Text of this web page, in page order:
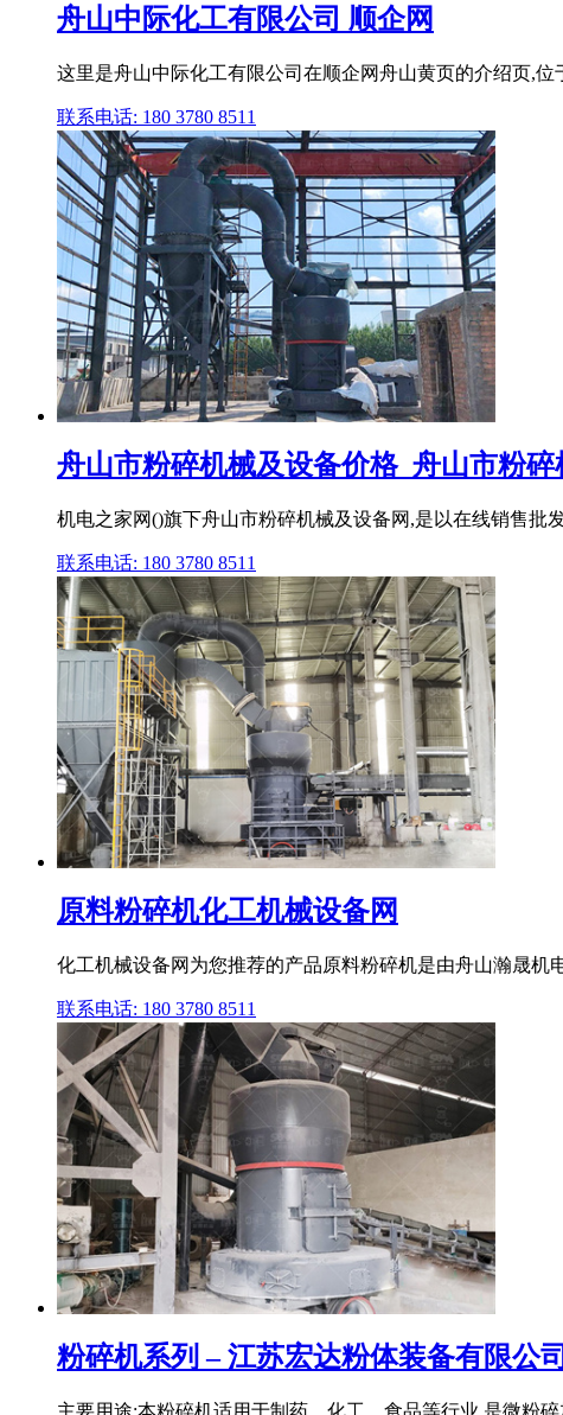
舟山中际化工有限公司 顺企网
这里是舟山中际化工有限公司在顺企网舟山黄页的介绍页,
联系电话: 180 3780 8511
舟山市粉碎机械及设备价格_舟山市粉
机电之家网()旗下舟山市粉碎机械及设备网,是以在线销售批
联系电话: 180 3780 8511
原料粉碎机化工机械设备网
化工机械设备网为您推荐的产品原料粉碎机是由舟山瀚晟
联系电话: 180 3780 8511
粉碎机系列 – 江苏宏达粉体装备有限公司
主要用途:本粉碎机适用于制药、化工、食品等行业,是微粉